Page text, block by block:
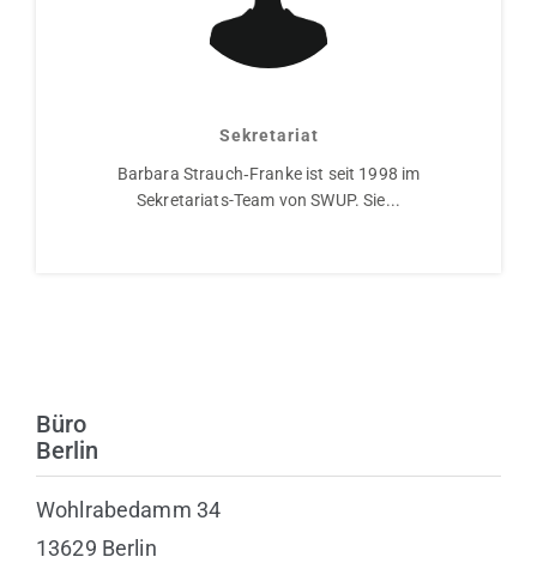
Sekretariat
Barbara Strauch‑Franke ist seit 1998 im
Sekretariats-Team von SWUP. Sie...
Büro
Berlin
Wohlrabedamm 34
13629 Berlin